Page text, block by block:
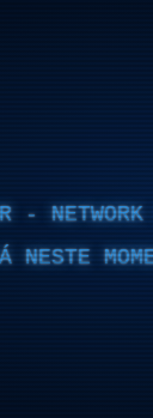
- NETWORK
NESTE